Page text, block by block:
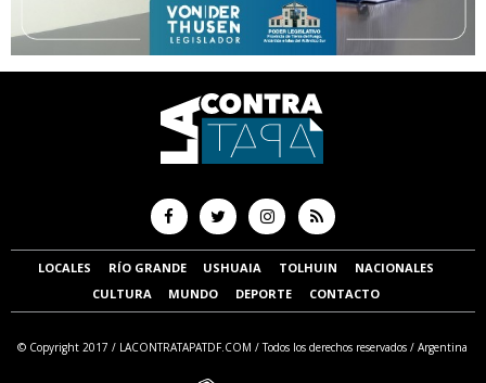
LOCALES RÍO GRANDE USHUAIA TOLHUIN
NACIONALES
CULTURA
MUNDO DEPORTE CONTACTO
© Copyright 2017 / LACONTRATAPATDF.COM / Todos los derechos reservados / Argentina